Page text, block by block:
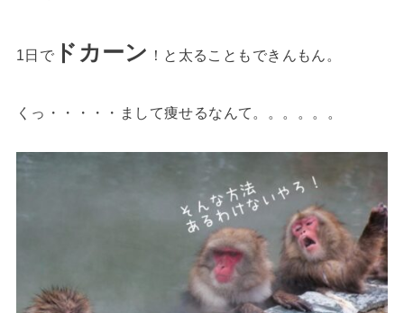
1日で ドカーン ！と太ることもできんもん。
くっ・・・・・まして痩せるなんて。。。。。。